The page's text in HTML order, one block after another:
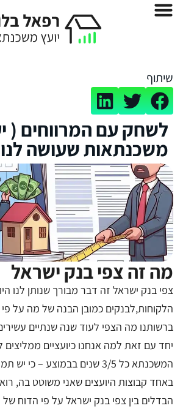
שיתוף
לשחק עם המרווחים (
משכנתאות שעושה
מה זה צפי בנק ישראל
צפי בנק ישראל זה דבר מבורך שנותן לנו
הלקוחות,לבנקים כמובן הבנה של מה על פי
ברשותנו מה הצפי לעוד שנה שנתיים
יחד עם זאת למה אנחנו כיועציים
המשכנתא כל 3/5 שנים בבמוצע – כי יש תמיד בלתמים
באחד קבוצות היועצים שאני משוטט בה,
הבדלים בין צפי בנק ישראל על פי הדוח של